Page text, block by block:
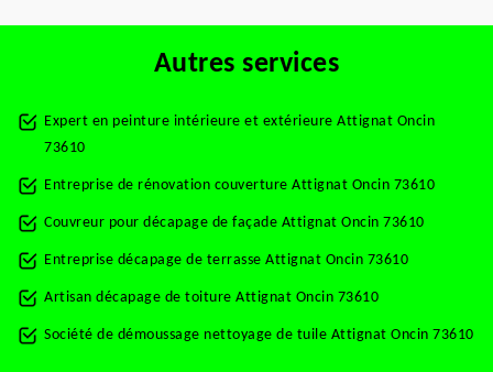
Autres services
Expert en peinture intérieure et extérieure Attignat Oncin
73610
Entreprise de rénovation couverture Attignat Oncin 73610
Couvreur pour décapage de façade Attignat Oncin 73610
Entreprise décapage de terrasse Attignat Oncin 73610
Artisan décapage de toiture Attignat Oncin 73610
Société de démoussage nettoyage de tuile Attignat Oncin 73610